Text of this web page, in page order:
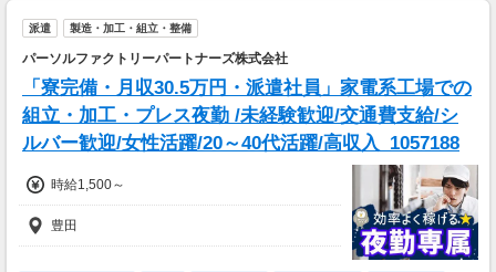
毎月季節のイベントがたくさん。
急な出費でお財布がピンチ！！
即払い・週払い制度があるので安心♪
お気軽にご相談ください☆
※規定あり
派遣 製造・加工・組立・整備
パーソルファクトリーパートナーズ株式会社
「寮完備・月収30.5万円・派遣社員」家電系工場での
組立・加工・プレス夜勤 /未経験歓迎/交通費支給/シ
ルバー歓迎/女性活躍/20～40代活躍/高収入_1057188
時給1,500～
豊田